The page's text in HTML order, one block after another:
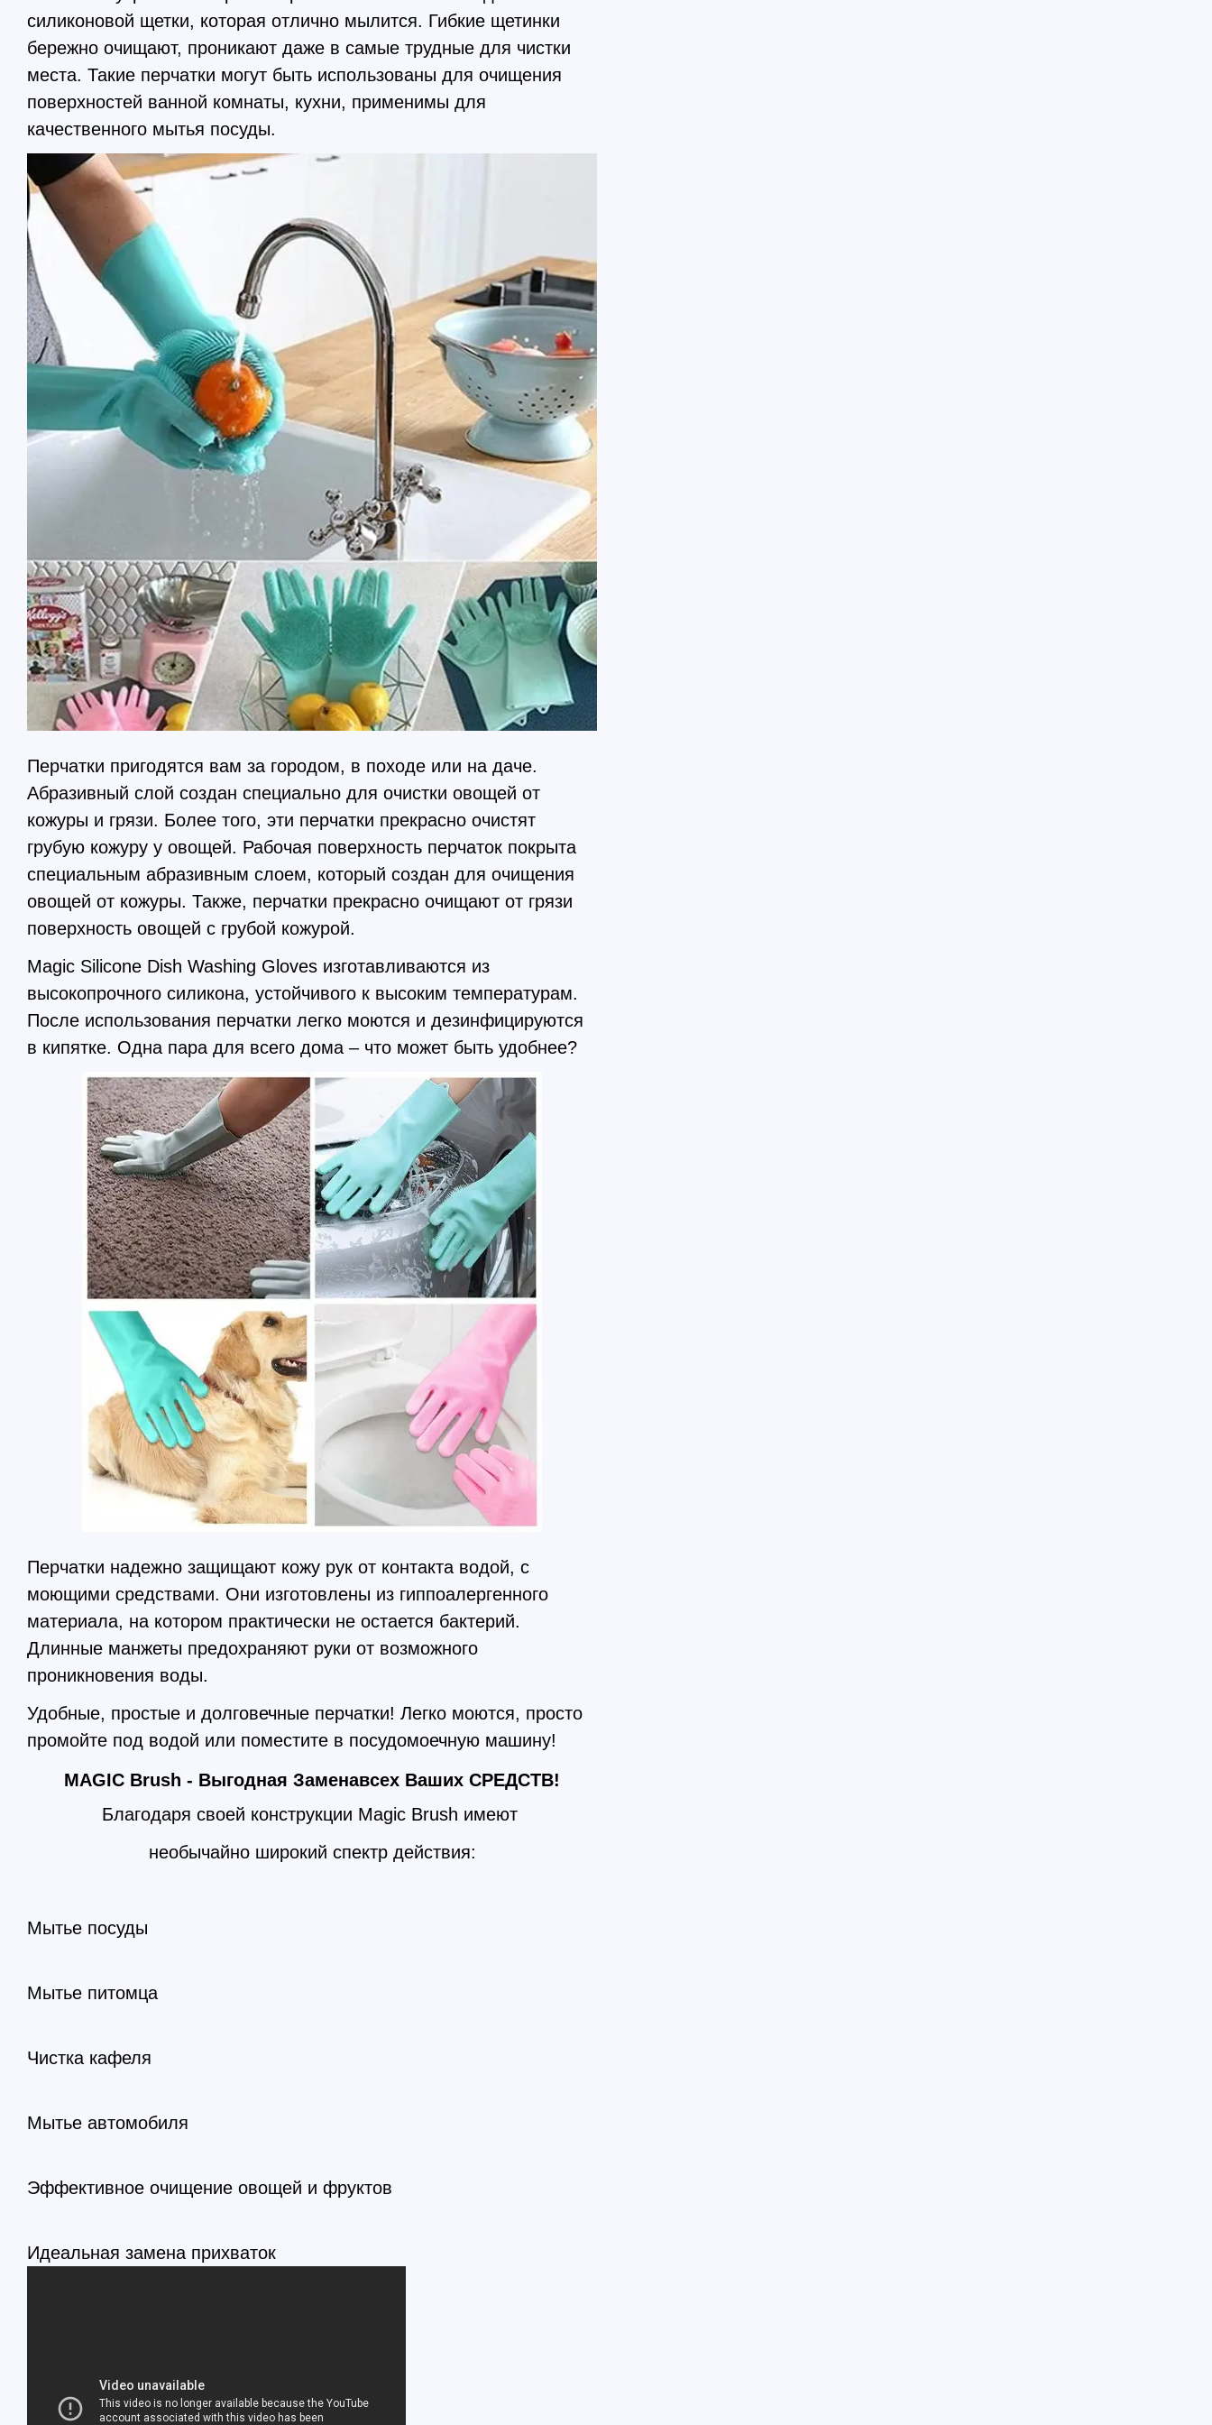
силиконовой щетки, которая отлично мылится. Гибкие щетинки
бережно очищают, проникают даже в самые трудные для чистки
места. Такие перчатки могут быть использованы для очищения
поверхностей ванной комнаты, кухни, применимы для
качественного мытья посуды.
Перчатки пригодятся вам за городом, в походе или на даче.
Абразивный слой создан специально для очистки овощей от
кожуры и грязи. Более того, эти перчатки прекрасно очистят
грубую кожуру у овощей. Рабочая поверхность перчаток покрыта
специальным абразивным слоем, который создан для очищения
овощей от кожуры. Также, перчатки прекрасно очищают от грязи
поверхность овощей с грубой кожурой.
Magic Silicone Dish Washing Gloves изготавливаются из
высокопрочного силикона, устойчивого к высоким температурам.
После использования перчатки легко моются и дезинфицируются
в кипятке. Одна пара для всего дома – что может быть удобнее?
Перчатки надежно защищают кожу рук от контакта водой, с
моющими средствами. Они изготовлены из гиппоалергенного
материала, на котором практически не остается бактерий.
Длинные манжеты предохраняют руки от возможного
проникновения воды.
Удобные, простые и долговечные перчатки! Легко моются, просто
промойте пoд водой или поместите в посудомоечную машину!
MAGIC Brush - Выгодная Заменавсех Ваших СРЕДСТВ!
Благодаря своей конструкции Magic Brush имеют
необычайно широкий спектр действия:
Мытье посуды
Мытье питомца
Чистка кафеля
Мытье автомобиля
Эффективное очищение овощей и фруктов
Идеальная замена прихваток